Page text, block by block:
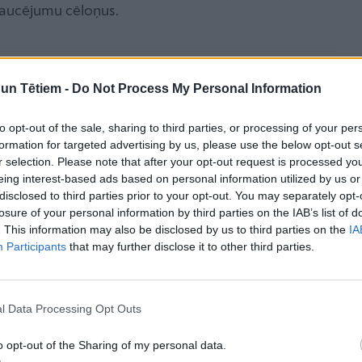
Tētiem - Do Not Process My Personal Information
opt-out of the sale, sharing to third parties, or processing of your
for targeted advertising by us, please use the below opt-out
selection. Please note that after your opt-out request is processed
interest-based ads based on personal information utilized by us
to third parties prior to your opt-out. You may separately
of your personal information by third parties on the IAB’s list of
This information may also be disclosed by us to third parties on the
Participants that may further disclose it to other third parties.
Data Processing Opt Outs
opt-out of the Sharing of my personal data.
cēloņus.
bērnu šo standartu vairs
trīsgadniekiem vecāki
tad ar piecgadniekiem,
aktivitātes vairs nenotiek.
tonuss mēlei
piemēram, kājām, tad tikpat labi
mēle arī sastāv no muskuļiem kā jebkas cilvēka
mazināšana? V. Skramane stāsta: „Mēs
tu trenē muskuļus, bet mēli arī vajag